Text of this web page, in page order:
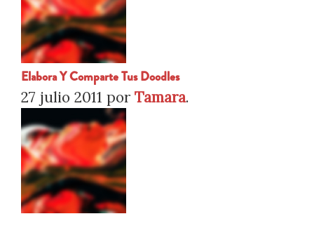
Elabora Y Comparte Tus Doodles
27 julio 2011 por Tamara.